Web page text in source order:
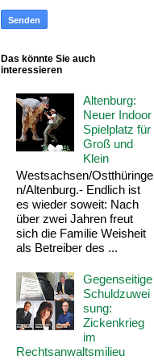
Das könnte Sie auch
interessieren
Altenburg:
Neuer Indoor
Spielplatz für
Groß und
Klein
Westsachsen/Ostthüringe
n/Altenburg.- Endlich ist
es wieder soweit: Nach
über zwei Jahren freut
sich die Familie Weisheit
als Betreiber des ...
Gegenseitige
Schuldzuwei
sung:
Zickenkrieg
im
Rechtsanwaltsmilieu